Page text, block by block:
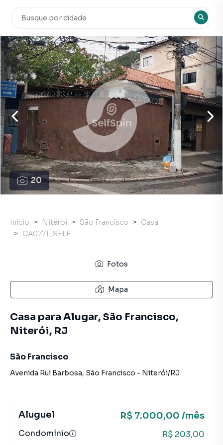
20
Início Niterói São Francisco
Casa
CA0771_SELF
Fotos
Mapa
Casa para Alugar, São Francisco,
Niterói, RJ
São Francisco
Avenida Rui Barbosa, São Francisco - Niterói/RJ
Aluguel R$ 7.000,00 /mês
Condomínio R$ 203,00